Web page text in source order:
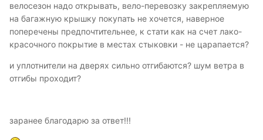
велосезон надо открывать, вело-перевозку закрепляемую
на багажную крышку покупать не хочется, наверное
поперечены предпочтительнее, к стати как на счет лако-
красочного покрытие в местах стыковки - не царапается?
и уплотнители на дверях сильно отгибаются? шум ветра в
отгибы проходит?
заранее благодарю за ответ!!!